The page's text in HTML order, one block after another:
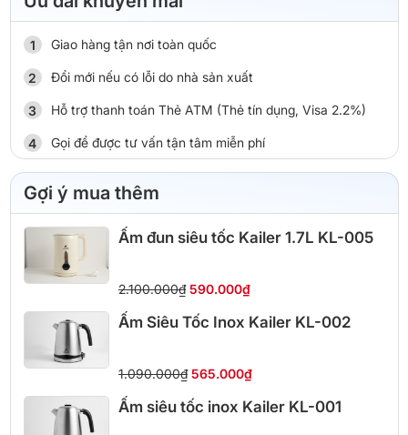
Giao hàng tận nơi toàn quốc
Đổi mới nếu có lỗi do nhà sản xuất
Hỗ trợ thanh toán Thẻ ATM (Thẻ tín dụng, Visa 2.2%)
Gọi để được tư vấn tận tâm miễn phí
Gợi ý mua thêm
Ấm đun siêu tốc Kailer 1.7L KL-005
2.100.000₫ 590.000₫
Ấm Siêu Tốc Inox Kailer KL-002
1.090.000₫ 565.000₫
Ấm siêu tốc inox Kailer KL-001